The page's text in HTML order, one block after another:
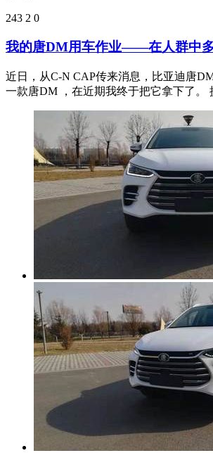
243 2 0
我的唐DM用车作业——在人群中
近日，从C-N CAP传来消息，比亚迪唐
一款唐DM ，在近期我终于把它拿下了。